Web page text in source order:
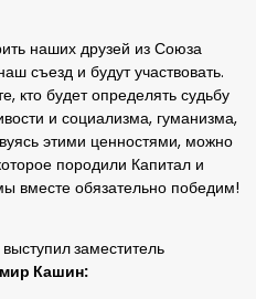
наших друзей из Союза
съезд и будут участвовать.
кто будет определять судьбу
и социализма, гуманизма,
этими ценностями, можно
породили Капитал и
вместе обязательно победим!
выступилзаместитель
Кашин: